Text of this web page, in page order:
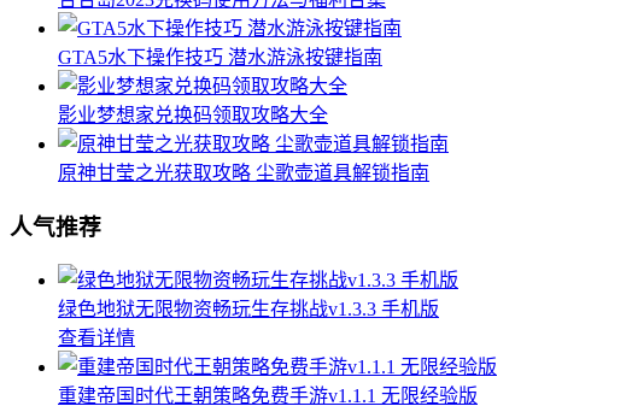
GTA5水下操作技巧 潜水游泳按键指南
影业梦想家兑换码领取攻略大全
原神甘莹之光获取攻略 尘歌壶道具解锁指南
人气推荐
绿色地狱无限物资畅玩生存挑战v1.3.3 手机版
查看详情
重建帝国时代王朝策略免费手游v1.1.1 无限经验版